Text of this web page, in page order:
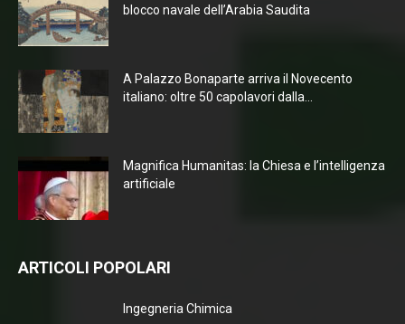
blocco navale dell’Arabia Saudita
A Palazzo Bonaparte arriva il Novecento
italiano: oltre 50 capolavori dalla...
Magnifica Humanitas: la Chiesa e l’intelligenza
artificiale
ARTICOLI POPOLARI
Ingegneria Chimica